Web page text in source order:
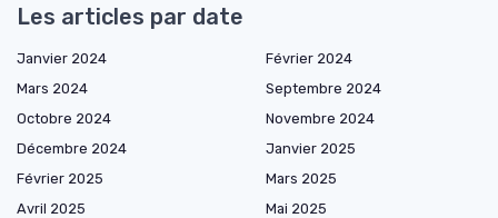
Les articles par date
Janvier 2024
Février 2024
Mars 2024
Septembre 2024
Octobre 2024
Novembre 2024
Décembre 2024
Janvier 2025
Février 2025
Mars 2025
Avril 2025
Mai 2025